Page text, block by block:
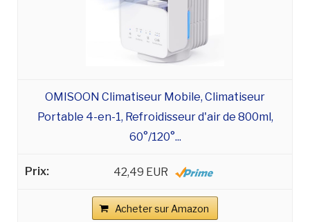
OMISOON Climatiseur Mobile, Climatiseur
Portable 4-en-1, Refroidisseur d'air de 800ml,
60°/120°...
42,49 EUR
Acheter sur Amazon